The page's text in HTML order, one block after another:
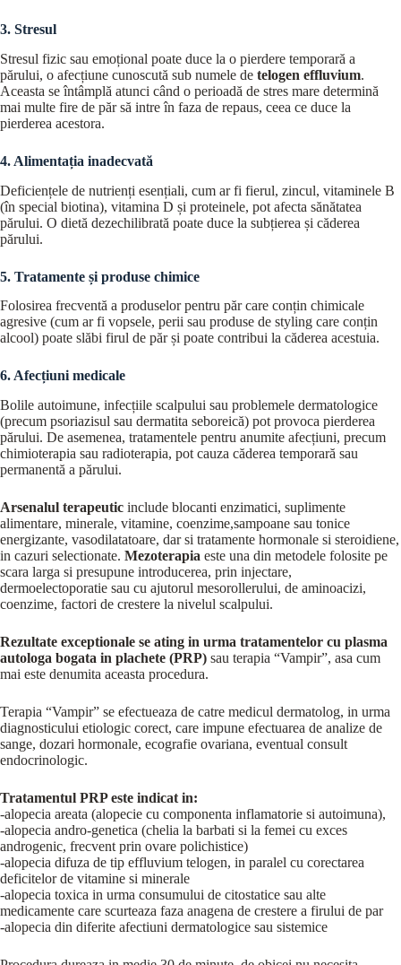
3. Stresul
Stresul fizic sau emoțional poate duce la o pierdere temporară a
părului, o afecțiune cunoscută sub numele de telogen effluvium.
Aceasta se întâmplă atunci când o perioadă de stres mare determină
mai multe fire de păr să intre în faza de repaus, ceea ce duce la
pierderea acestora.
4. Alimentația inadecvată
Deficiențele de nutrienți esențiali, cum ar fi fierul, zincul, vitaminele B
(în special biotina), vitamina D și proteinele, pot afecta sănătatea
părului. O dietă dezechilibrată poate duce la subțierea și căderea
părului.
5. Tratamente și produse chimice
Folosirea frecventă a produselor pentru păr care conțin chimicale
agresive (cum ar fi vopsele, perii sau produse de styling care conțin
alcool) poate slăbi firul de păr și poate contribui la căderea acestuia.
6. Afecțiuni medicale
Bolile autoimune, infecțiile scalpului sau problemele dermatologice
(precum psoriazisul sau dermatita seboreică) pot provoca pierderea
părului. De asemenea, tratamentele pentru anumite afecțiuni, precum
chimioterapia sau radioterapia, pot cauza căderea temporară sau
permanentă a părului.
Arsenalul terapeutic include blocanti enzimatici, suplimente
alimentare, minerale, vitamine, coenzime,sampoane sau tonice
energizante, vasodilatatoare, dar si tratamente hormonale si steroidiene,
in cazuri selectionate. Mezoterapia este una din metodele folosite pe
scara larga si presupune introducerea, prin injectare,
dermoelectoporatie sau cu ajutorul mesorollerului, de aminoacizi,
coenzime, factori de crestere la nivelul scalpului.
Rezultate exceptionale se ating in urma tratamentelor cu plasma
autologa bogata in plachete (PRP) sau terapia “Vampir”, asa cum
mai este denumita aceasta procedura.
Terapia “Vampir” se efectueaza de catre medicul dermatolog, in urma
diagnosticului etiologic corect, care impune efectuarea de analize de
sange, dozari hormonale, ecografie ovariana, eventual consult
endocrinologic.
Tratamentul PRP este indicat in:
-alopecia areata (alopecie cu componenta inflamatorie si autoimuna),
-alopecia andro-genetica (chelia la barbati si la femei cu exces
androgenic, frecvent prin ovare polichistice)
-alopecia difuza de tip effluvium telogen, in paralel cu corectarea
deficitelor de vitamine si minerale
-alopecia toxica in urma consumului de citostatice sau alte
medicamente care scurteaza faza anagena de crestere a firului de par
-alopecia din diferite afectiuni dermatologice sau sistemice